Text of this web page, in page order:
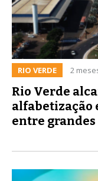
RIO VERDE 2
Rio Verde
alfabetização
entre grandes